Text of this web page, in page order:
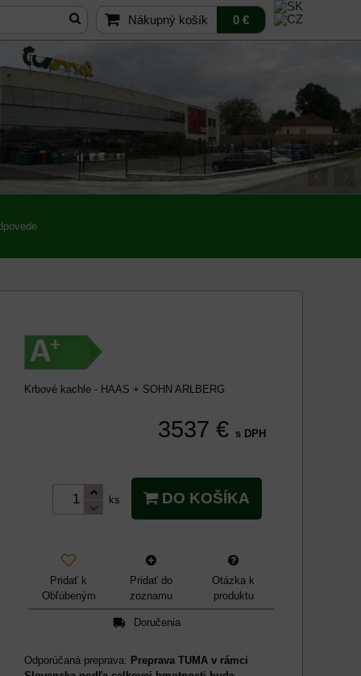
Nákupný košík 0 €
Krbové kachle - HAAS + SOHN ARLBERG
3537 € s DPH
ks DO KOŠÍKA
Pridať k
Obľúbeným
Pridať do
zoznamu
Otázka k
produktu
Doručenia
Preprava TUMA v rámci